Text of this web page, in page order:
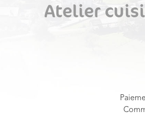
Atelier